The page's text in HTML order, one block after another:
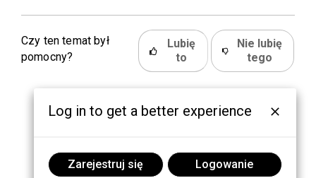
Czy ten temat był
pomocny?
Lubię
to
Nie lubię
tego
Log in to get a better experience
Zarejestruj się Logowanie